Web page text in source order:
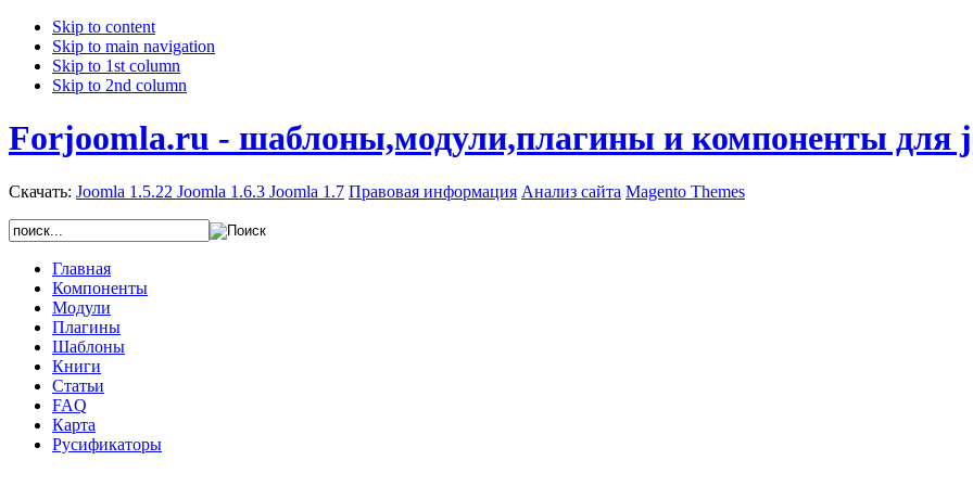
Skip to content
Skip to main navigation
Skip to 1st column
Skip to 2nd column
Forjoomla.ru - шаблоны,модули,плагины и компоненты для
Скачать: Joomla 1.5.22 Joomla 1.6.3 Joomla 1.7 Правовая информация Анализ сайта Magento Themes
Главная
Компоненты
Модули
Плагины
Шаблоны
Книги
Статьи
FAQ
Карта
Русификаторы